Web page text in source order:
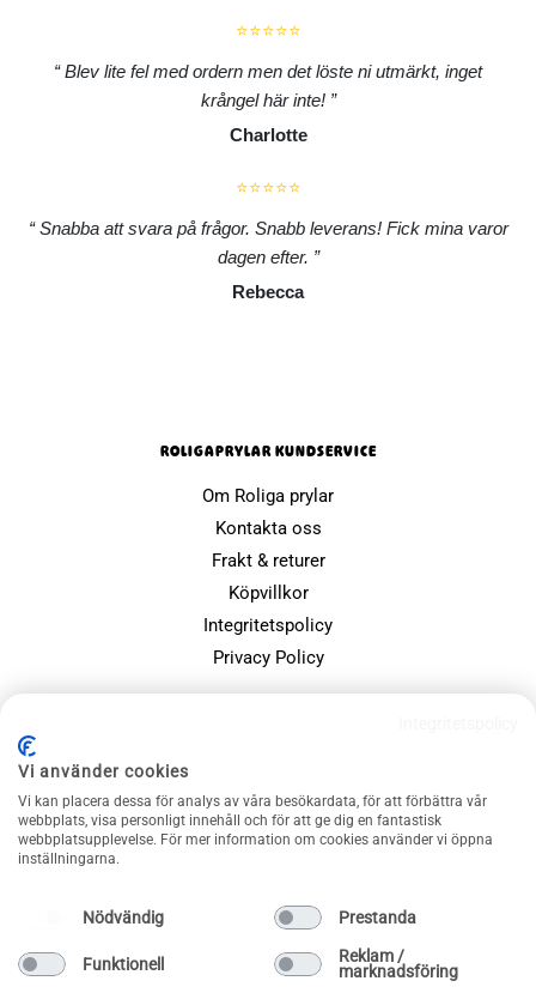
⭐⭐⭐⭐⭐
Blev lite fel med ordern men det löste ni utmärkt, inget
krångel här inte!
Charlotte
⭐⭐⭐⭐⭐
Snabba att svara på frågor. Snabb leverans! Fick mina varor
dagen efter.
Rebecca
ROLIGAPRYLAR KUNDSERVICE
Om Roliga prylar
Kontakta oss
Frakt & returer
Köpvillkor
Integritetspolicy
Privacy Policy
Julklappsspelet
Merchandise
Vi använder cookies
Vi kan placera dessa för analys av våra besökardata, för att förbättra vår
webbplats, visa personligt innehåll och för att ge dig en fantastisk
webbplatsupplevelse. För mer information om cookies använder vi öppna
inställningarna.
Nödvändig Prestanda
Funktionell
Reklam /
marknadsföring